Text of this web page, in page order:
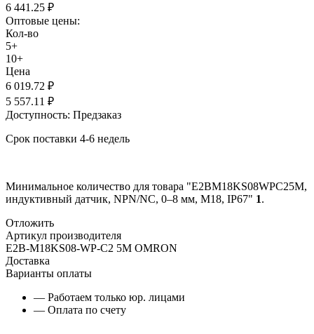
6 441.25 ₽
Оптовые цены:
Кол-во
5+
10+
Цена
6 019.72 ₽
5 557.11 ₽
Доступность: Предзаказ
Срок поставки 4-6 недель
Минимальное количество для товара "E2BM18KS08WPC25M,
индуктивный датчик, NPN/NC, 0–8 мм, М18, IP67" 1.
Отложить
Артикул производителя
E2B-M18KS08-WP-C2 5M OMRON
Доставка
Варианты оплаты
— Работаем только юр. лицами
— Оплата по счету